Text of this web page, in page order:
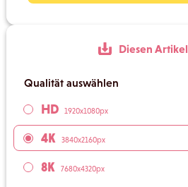
Diesen
Qualität auswählen
HD 1920x1080px
4K 3840x2160px
8K 7680x4320px